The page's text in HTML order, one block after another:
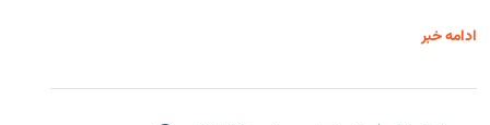
ادامه خبر